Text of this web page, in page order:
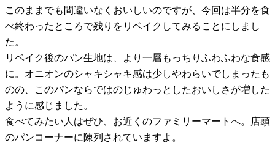
このままでも間違いなくおいしいのですが、今回は半分を食
べ終わったところで残りをリベイクしてみることにしまし
た。
リベイク後のパン生地は、より一層もっちりふわふわな食感
に。オニオンのシャキシャキ感は少しやわらいでしまったも
のの、このパンならではのじゅわっとしたおいしさが増した
ように感じました。
食べてみたい人はぜひ、お近くのファミリーマートへ。店頭
のパンコーナーに陳列されていますよ。